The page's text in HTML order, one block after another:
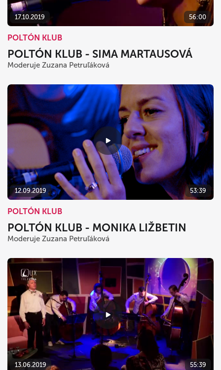
17.10.2019 56:00
POLTÓN KLUB
POLTÓN KLUB - SIMA MARTAUSOVÁ
Moderuje Zuzana Petruľáková
12.09.2019 53:39
POLTÓN KLUB
POLTÓN KLUB - MONIKA LIŽBETIN
Moderuje Zuzana Petruľáková
13.06.2019 55:39